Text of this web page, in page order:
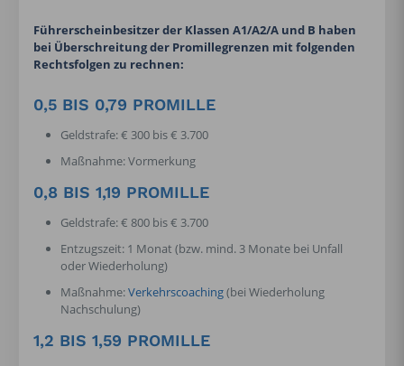
Führerscheinbesitzer der Klassen A1/A2/A und B haben
bei Überschreitung der Promillegrenzen mit folgenden
Rechtsfolgen zu rechnen:
0,5 BIS 0,79 PROMILLE
Geldstrafe: € 300 bis € 3.700
Maßnahme: Vormerkung
0,8 BIS 1,19 PROMILLE
Geldstrafe: € 800 bis € 3.700
Entzugszeit: 1 Monat (bzw. mind. 3 Monate bei Unfall
oder Wiederholung)
Maßnahme:Verkehrscoaching(bei Wiederholung
Nachschulung)
1,2 BIS 1,59 PROMILLE